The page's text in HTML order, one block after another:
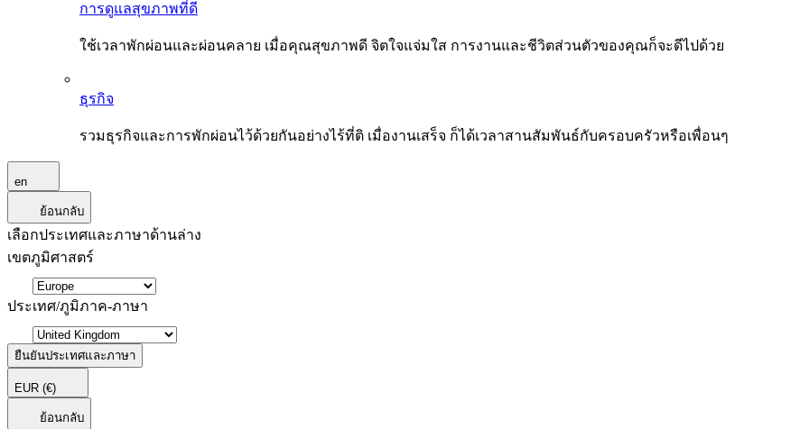
การดูแลสุขภาพที่ดี
ใช้เวลาพักผ่อนและผ่อนคลาย เมื่อคุณสุขภาพดี จิตใจแจ่มใส การงานและชีวิตส่วนตัวของคุณก็จะดีไปด้วย
ธุรกิจ
รวมธุรกิจและการพักผ่อนไว้ด้วยกันอย่างไร้ที่ติ เมื่องานเสร็จ ก็ได้เวลาสานสัมพันธ์กับครอบครัวหรือเพื่อนๆ
en
ย้อนกลับ
เลือกประเทศและภาษาด้านล่าง
เขตภูมิศาสตร์
ประเทศ/ภูมิภาค-ภาษา
ยืนยันประเทศและภาษา
EUR (€)
ย้อนกลับ